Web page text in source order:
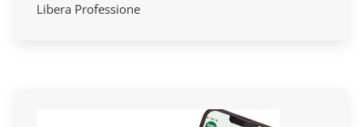
Libera Professione